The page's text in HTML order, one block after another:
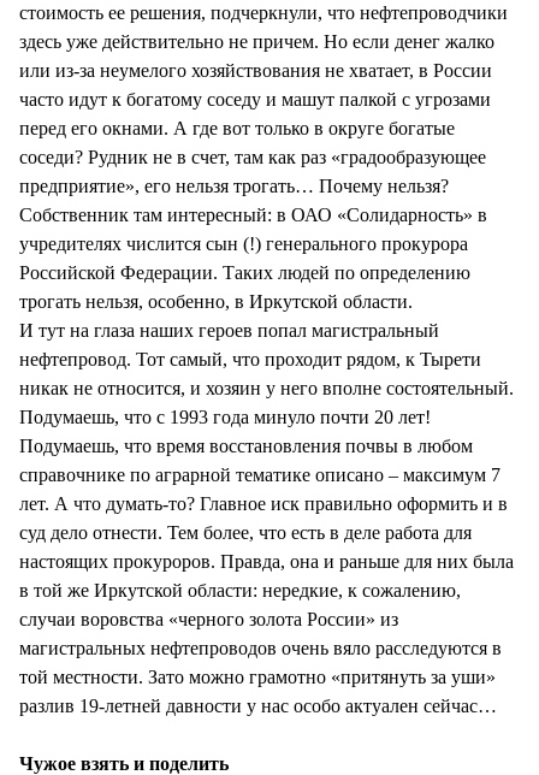
стоимость ее решения, подчеркнули, что нефтепроводчики
здесь уже действительно не причем. Но если денег жалко
или из-за неумелого хозяйствования не хватает, в России
часто идут к богатому соседу и машут палкой с угрозами
перед его окнами. А где вот только в округе богатые
соседи? Рудник не в счет, там как раз «градообразующее
предприятие», его нельзя трогать… Почему нельзя?
Собственник там интересный: в ОАО «Солидарность» в
учредителях числится сын (!) генерального прокурора
Российской Федерации. Таких людей по определению
трогать нельзя, особенно, в Иркутской области.
И тут на глаза наших героев попал магистральный
нефтепровод. Тот самый, что проходит рядом, к Тырети
никак не относится, и хозяин у него вполне состоятельный.
Подумаешь, что с 1993 года минуло почти 20 лет!
Подумаешь, что время восстановления почвы в любом
справочнике по аграрной тематике описано – максимум 7
лет. А что думать-то? Главное иск правильно оформить и в
суд дело отнести. Тем более, что есть в деле работа для
настоящих прокуроров. Правда, она и раньше для них была
в той же Иркутской области: нередкие, к сожалению,
случаи воровства «черного золота России» из
магистральных нефтепроводов очень вяло расследуются в
той местности. Зато можно грамотно «притянуть за уши»
разлив 19-летней давности у нас особо актуален сейчас…
Чужое взять и поделить